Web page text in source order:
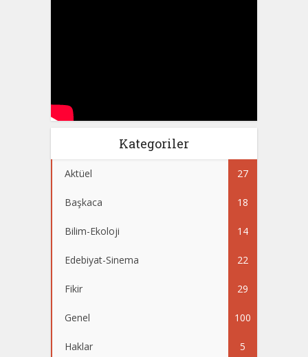
Kategoriler
Aktüel 27
Başkaca 18
Bilim-Ekoloji 14
Edebiyat-Sinema 22
Fikir 29
Genel 100
Haklar 5